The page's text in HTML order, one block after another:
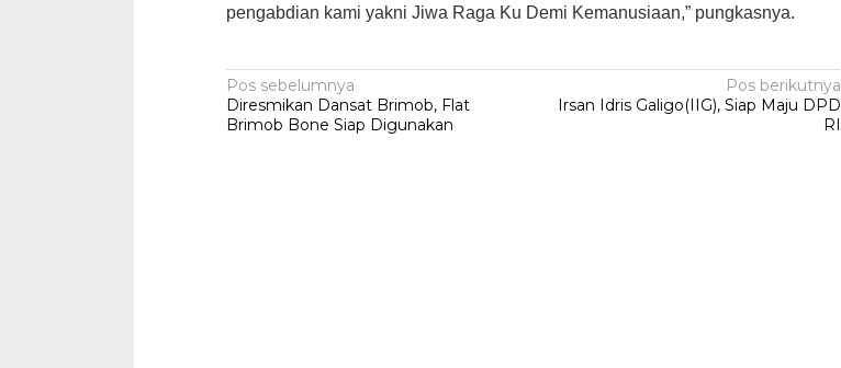
pengabdian kami yakni Jiwa Raga Ku Demi Kemanusiaan,” pungkasnya.
Navigasi
pos
Pos sebelumnya
Diresmikan Dansat Brimob, Flat
Brimob Bone Siap Digunakan
Pos berikutnya
Irsan Idris Galigo(IIG), Siap Maju DPD
RI